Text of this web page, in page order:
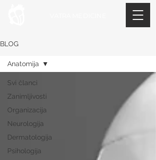
BLOG
Svi članci
Zanimljivosti
Organizacija
Neurologija
Dermatologija
Psihologija
Anatomija